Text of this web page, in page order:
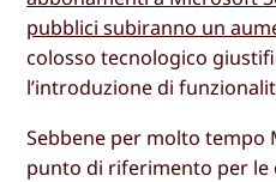
pubblici subiranno un
colosso tecnologico
l’introduzione di
Sebbene per molto tempo
punto di riferimento per le